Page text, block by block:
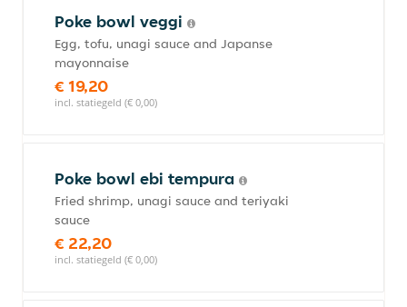
Poke bowl veggi
Egg, tofu, unagi sauce and Japanse
mayonnaise
€ 19,20
incl. statiegeld (€ 0,00)
Poke bowl ebi tempura
Fried shrimp, unagi sauce and teriyaki
sauce
€ 22,20
incl. statiegeld (€ 0,00)